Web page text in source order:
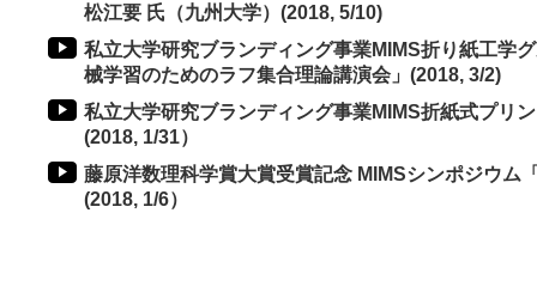
松江要 氏（九州大学）(2018, 5/10)
私立大学研究ブランディング事業MIMS折り紙工学
械学習のためのラフ集合理論講演会」(2018, 3/2)
私立大学研究ブランディング事業MIMS折紙式プリ
(2018, 1/31）
藤原洋数理科学賞大賞受賞記念 MIMSシンポジウム
(2018, 1/6）